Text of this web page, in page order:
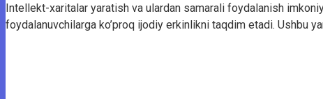
Intellekt-xaritalar yaratish va ulardan samarali foydalanish
foydalanuvchilarga ko’proq ijodiy erkinlikni taqdim etadi. Ushbu